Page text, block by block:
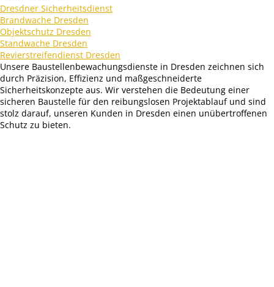
Dresdner Sicherheitsdienst
Brandwache Dresden
Objektschutz Dresden
Standwache Dresden
Revierstreifendienst Dresden
Unsere Baustellenbewachungsdienste in Dresden zeichnen sich
durch Präzision, Effizienz und maßgeschneiderte
Sicherheitskonzepte aus. Wir verstehen die Bedeutung einer
sicheren Baustelle für den reibungslosen Projektablauf und sind
stolz darauf, unseren Kunden in Dresden einen unübertroffenen
Schutz zu bieten.